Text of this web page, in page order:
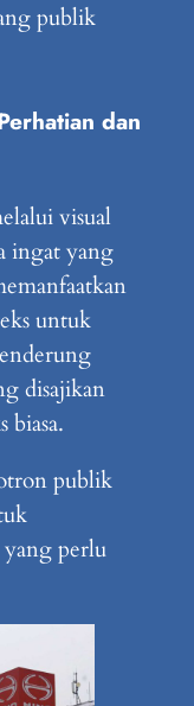
publik
dan
visual
ingat yang
untuk
disajikan
biasa.
publik
perlu